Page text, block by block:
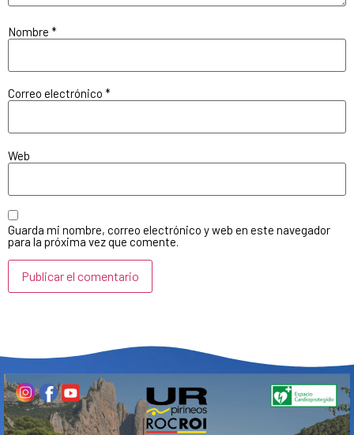
Nombre *
Correo electrónico *
Web
Guarda mi nombre, correo electrónico y web en este navegador
para la próxima vez que comente.